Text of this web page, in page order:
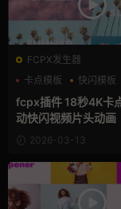
FCPX发生器
卡点模板
快闪模板
支持Intel+M芯片
fcpx插件 18秒4K卡
动快闪视频片头动画
2026-03-13